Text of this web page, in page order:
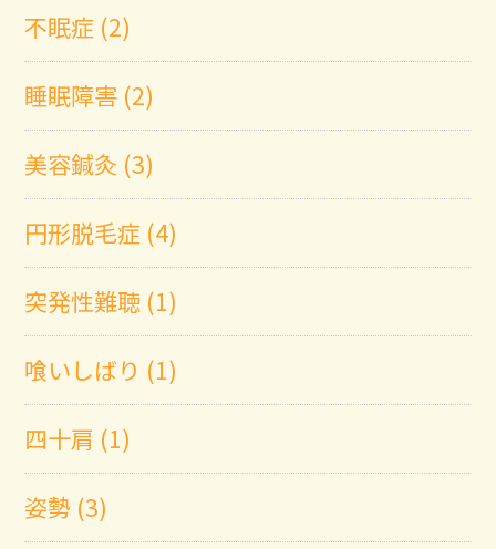
不眠症 (2)
睡眠障害 (2)
美容鍼灸 (3)
円形脱毛症 (4)
突発性難聴 (1)
喰いしばり (1)
四十肩 (1)
姿勢 (3)